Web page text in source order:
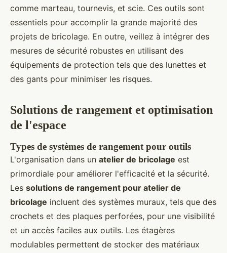
comme marteau, tournevis, et scie. Ces outils sont
essentiels pour accomplir la grande majorité des
projets de bricolage. En outre, veillez à intégrer des
mesures de sécurité robustes en utilisant des
équipements de protection tels que des lunettes et
des gants pour minimiser les risques.
Solutions de rangement et optimisation
de l'espace
Types de systèmes de rangement pour outils
L'organisation dans un atelier de bricolage est
primordiale pour améliorer l'efficacité et la sécurité.
Les solutions de rangement pour atelier de
bricolage incluent des systèmes muraux, tels que des
crochets et des plaques perforées, pour une visibilité
et un accès faciles aux outils. Les étagères
modulables permettent de stocker des matériaux